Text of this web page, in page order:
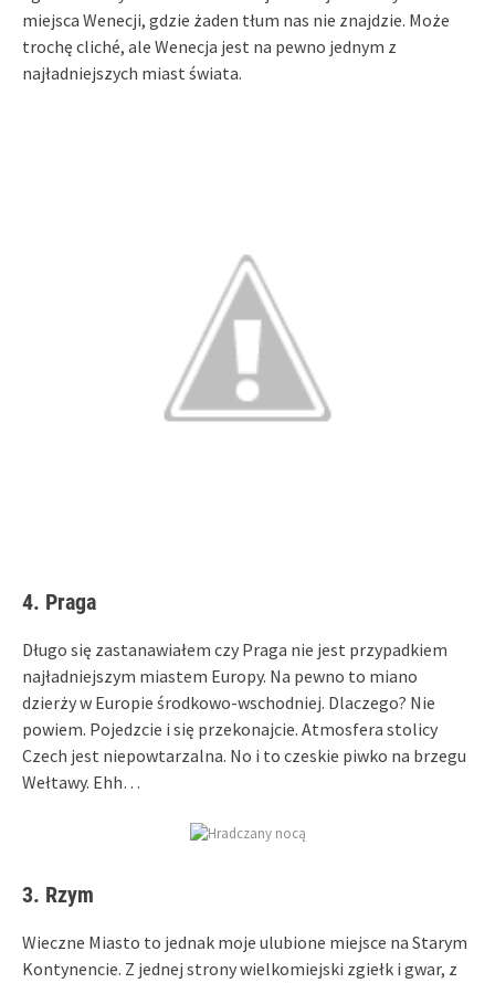
miejsca Wenecji, gdzie żaden tłum nas nie znajdzie. Może
trochę cliché, ale Wenecja jest na pewno jednym z
najładniejszych miast świata.
4. Praga
Długo się zastanawiałem czy Praga nie jest przypadkiem
najładniejszym miastem Europy. Na pewno to miano
dzierży w Europie środkowo-wschodniej. Dlaczego? Nie
powiem. Pojedzcie i się przekonajcie. Atmosfera stolicy
Czech jest niepowtarzalna. No i to czeskie piwko na brzegu
Wełtawy. Ehh…
3. Rzym
Wieczne Miasto to jednak moje ulubione miejsce na Starym
Kontynencie. Z jednej strony wielkomiejski zgiełk i gwar, z